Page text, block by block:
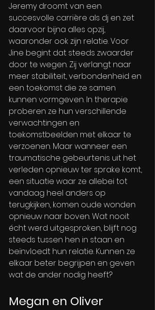
Jeremy droomt van een
succesvolle carrière als dj en zet
daarvoor bijna alles opzij,
waaronder ook zijn relatie. Voor
Jine begint dat steeds zwaarder
door te wegen. Zij verlangt naar
meer stabiliteit, verbondenheid en
een toekomst die ze samen
kunnen vormgeven. In therapie
proberen ze hun verschillende
verwachtingen en
toekomstbeelden met elkaar te
verzoenen. Maar wanneer een
traumatische gebeurtenis uit het
verleden opnieuw ter sprake komt,
een situatie waar ze allebei tot
vandaag heel anders op
terugkijken, komen oude wonden
opnieuw naar boven. Wat nooit
écht werd uitgesproken, blijft nog
steeds tussen hen in staan en
beïnvloedt hun relatie. Kunnen ze
elkaar beter begrijpen en geven
wat de ander nodig heeft?
Megan en Oliver